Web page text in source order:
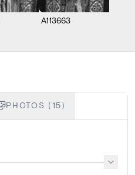
A113663
PHOTOS (15)